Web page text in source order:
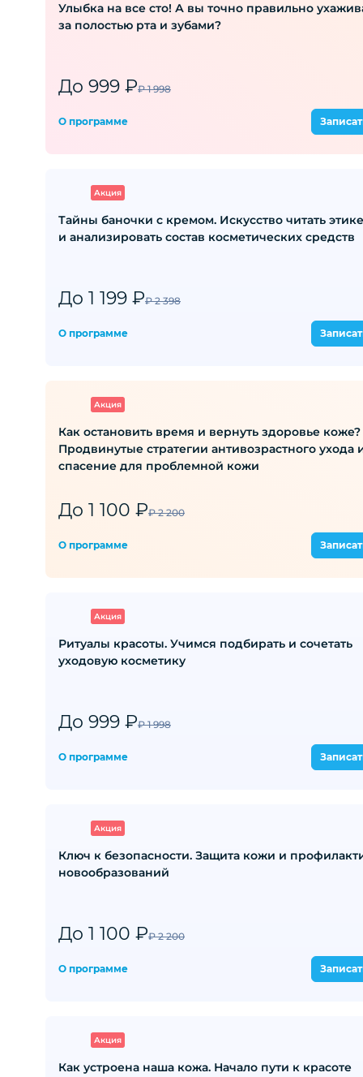
Улыбка на все сто! А вы точно правильно
за полостью рта и зубами?
До 999 ₽₽ 1 998
О программе
Акция
Тайны баночки с кремом. Искусство читать
и анализировать состав косметических средств
До 1 199 ₽₽ 2 398
О программе
Акция
Как остановить время и вернуть здоровье коже?
Продвинутые стратегии антивозрастного ухода
спасение для проблемной кожи
До 1 100 ₽₽ 2 200
О программе
Акция
Ритуалы красоты. Учимся подбирать и сочетать
уходовую косметику
До 999 ₽₽ 1 998
О программе
Акция
Ключ к безопасности. Защита кожи и
новообразований
До 1 100 ₽₽ 2 200
О программе
Акция
Как устроена наша кожа. Начало пути к красоте